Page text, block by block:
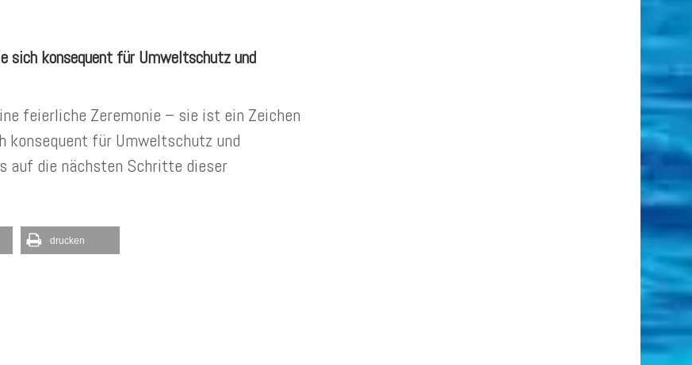
sich konsequent für Umweltschutz und
feierliche Zeremonie – sie ist ein Zeichen
für Umweltschutz und
auf die nächsten Schritte dieser
drucken